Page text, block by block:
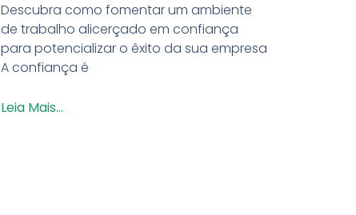
Descubra como fomentar um ambiente
de trabalho alicerçado em confiança
para potencializar o êxito da sua empresa
A confiança é
Leia Mais...